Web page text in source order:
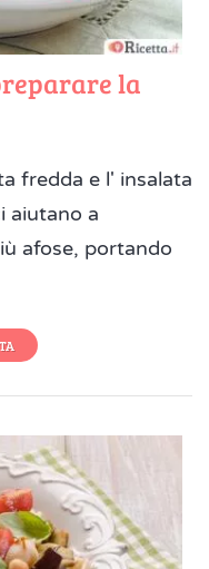
la
fredda e l' insalata
aiutano a
afose, portando